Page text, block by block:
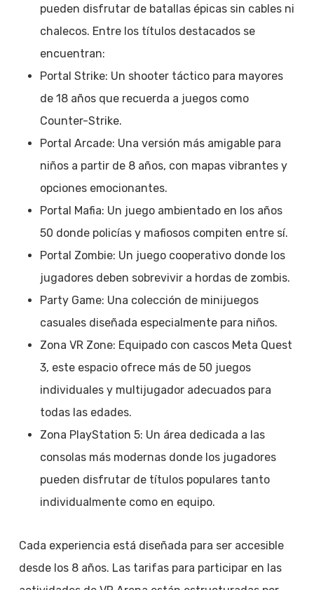
pueden disfrutar de batallas épicas sin cables ni
chalecos. Entre los títulos destacados se
encuentran:
Portal Strike: Un shooter táctico para mayores
de 18 años que recuerda a juegos como
Counter-Strike.
Portal Arcade: Una versión más amigable para
niños a partir de 8 años, con mapas vibrantes y
opciones emocionantes.
Portal Mafia: Un juego ambientado en los años
50 donde policías y mafiosos compiten entre sí.
Portal Zombie: Un juego cooperativo donde los
jugadores deben sobrevivir a hordas de zombis.
Party Game: Una colección de minijuegos
casuales diseñada especialmente para niños.
Zona VR Zone: Equipado con cascos Meta Quest
3, este espacio ofrece más de 50 juegos
individuales y multijugador adecuados para
todas las edades.
Zona PlayStation 5: Un área dedicada a las
consolas más modernas donde los jugadores
pueden disfrutar de títulos populares tanto
individualmente como en equipo.
Cada experiencia está diseñada para ser accesible
desde los 8 años. Las tarifas para participar en las